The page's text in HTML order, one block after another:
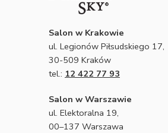
Salon w Krakowie
ul. Legionów Piłsudskiego 17,
30-509 Kraków
tel.: 12 422 77 93
Salon w Warszawie
ul. Elektoralna 19,
00–137 Warszawa